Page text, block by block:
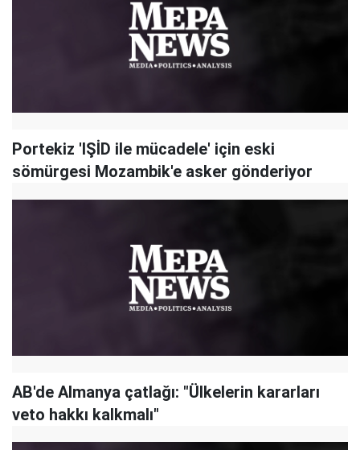
Portekiz 'IŞİD ile mücadele' için eski
sömürgesi Mozambik'e asker gönderiyor
AB'de Almanya çatlağı: "Ülkelerin kararları
veto hakkı kalkmalı"